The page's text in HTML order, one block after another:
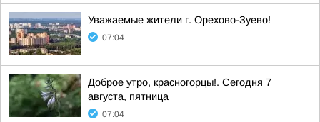
Уважаемые жители г. Орехово-Зуево!
07:04
Доброе утро, красногорцы!. Сегодня 7
августа, пятница
07:04